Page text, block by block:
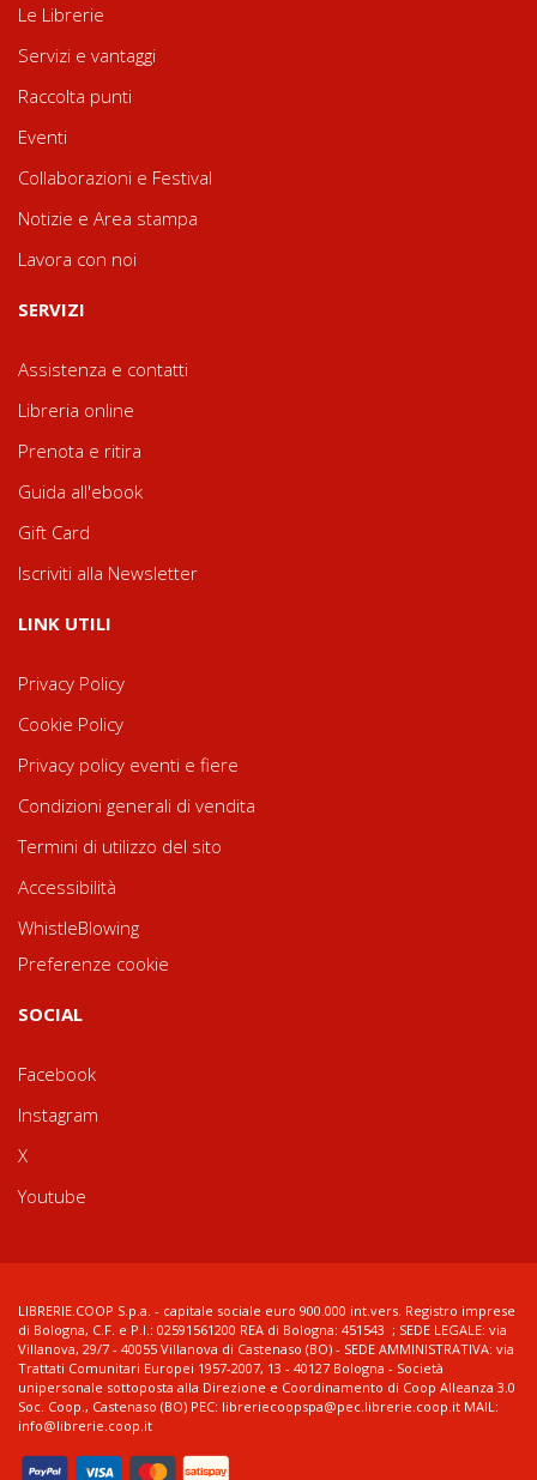
Le Librerie
Servizi e vantaggi
Raccolta punti
Eventi
Collaborazioni e Festival
Notizie e Area stampa
Lavora con noi
SERVIZI
Assistenza e contatti
Libreria online
Prenota e ritira
Guida all'ebook
Gift Card
Iscriviti alla Newsletter
LINK UTILI
Privacy Policy
Cookie Policy
Privacy policy eventi e fiere
Condizioni generali di vendita
Termini di utilizzo del sito
Accessibilità
WhistleBlowing
Preferenze cookie
SOCIAL
Facebook
Instagram
X
Youtube
LIBRERIE.COOP S.p.a. - capitale sociale euro 900.000 int.vers. Registro imprese
di Bologna, C.F. e P.I.: 02591561200 REA di Bologna: 451543 ; SEDE LEGALE: via
Villanova, 29/7 - 40055 Villanova di Castenaso (BO) - SEDE AMMINISTRATIVA: via
Trattati Comunitari Europei 1957-2007, 13 - 40127 Bologna - Società
unipersonale sottoposta alla Direzione e Coordinamento di Coop Alleanza 3.0
Soc. Coop., Castenaso (BO) PEC: libreriecoopspa@pec.librerie.coop.it MAIL:
info@librerie.coop.it